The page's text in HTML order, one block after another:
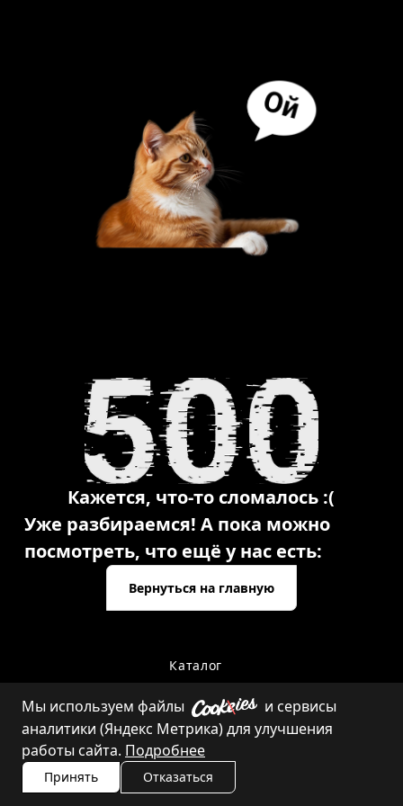
Кажется, что-то сломалось :(
Уже разбираемся! А пока можно
посмотреть, что ещё у нас есть:
Вернуться на главную
Каталог
Контакты
Мы используем файлы
и сервисы
аналитики (Яндекс Метрика) для улучшения
работы сайта. Подробнее
Принять Отказаться